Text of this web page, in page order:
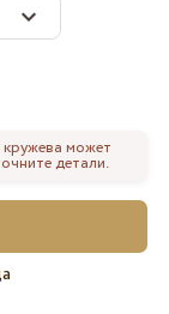
может
детали.